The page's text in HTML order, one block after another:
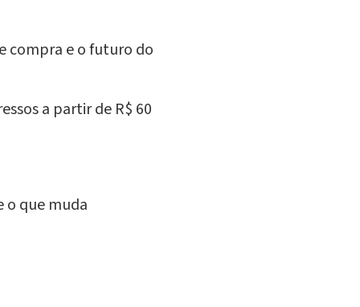
compra e o futuro do
a partir de R$ 60
o que muda